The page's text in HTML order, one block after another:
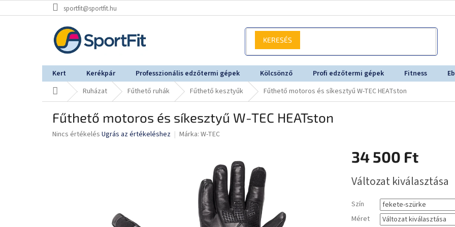
a
sportfit@sportfit.hu
Kert Kerékpár Professzionális edzőtermi gépek Kölcsönző Profi edzőtermi gépek Fitness
KezdőlapRuházat Fűthető ruhák Fűthető kesztyűk Fűthető motoros és síkesztyű W-TEC HEATston
Fűthető motoros és síkesztyű W-TEC HEATston
A
Nincs értékelés Ugrás az értékeléshez Márka: W-TEC
34 500 Ft
Változat kiválasztása
Szín
Méret